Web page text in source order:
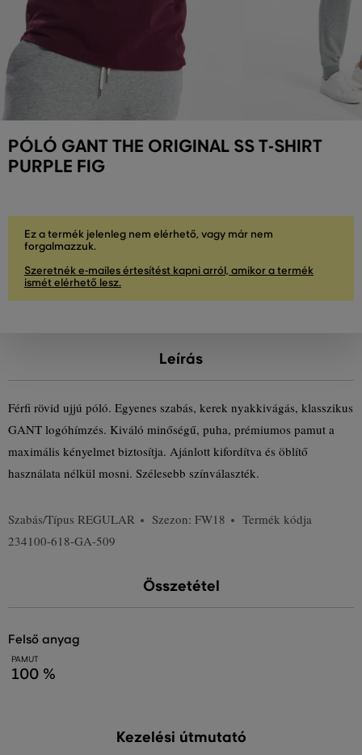
PÓLÓ GANT THE ORIGINAL SS T-SHIRT
PURPLE FIG
Ez a termék jelenleg nem elérhető, vagy már nem
forgalmazzuk.
Szeretnék e-mailes értesítést kapni arról, amikor a termék
ismét elérhető lesz.
Leírás
Férfi rövid ujjú póló. Egyenes szabás, kerek nyakkivágás, klasszikus
GANT logóhímzés. Kiváló minőségű, puha, prémiumos pamut a
maximális kényelmet biztosítja. Ajánlott kifordítva és öblítő
használata nélkül mosni. Szélesebb színválaszték.
Szabás/Típus REGULAR Szezon: FW18
Termék kódja
234100-618-GA-509
Összetétel
felső anyag
PAMUT
100 %
Kezelési útmutató